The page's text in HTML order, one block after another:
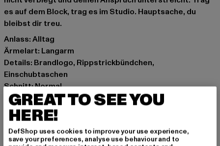
es auf dem Block, trag es im Studio. Hauptsache, du
bleibst dir treu.
Anlass: Alltag
Ärmelart: Langarm
Details: Brandlogo, Rippstrickbündchen,
Einschubtaschen
Schnitt: Normal
Marke: PEGADOR
Kat.: Lightweight Jackets - undefined
Farbe: schwarz
Hersteller Farbe: washed black white
GREAT TO SEE YOU
HERE!
DefShop uses cookies to improve your use experience,
save your preferences, analyse use behaviour and to